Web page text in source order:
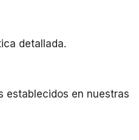
detallada.
establecidos en nuestras